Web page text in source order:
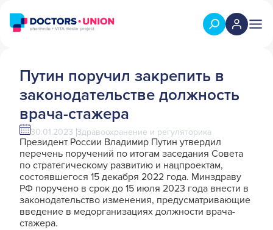
Путин поручил закрепить в
законодательстве должность
врача-стажера
30.01.2023 Здравоохранение и регуляторика
Президент России Владимир Путин утвердил
перечень поручений по итогам заседания Совета
по стратегическому развитию и нацпроектам,
состоявшегося 15 декабря 2022 года. Минздраву
РФ поручено в срок до 15 июля 2023 года внести в
законодательство изменения, предусматривающие
введение в медорганизациях должности врача-
стажера.